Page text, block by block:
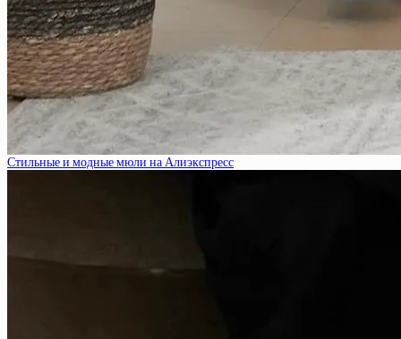
Стильные и модные мюли на Алиэкспресс